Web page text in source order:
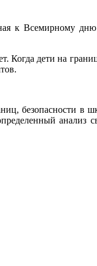
к Всемирному
Когда дети на
безопасности в
анализ